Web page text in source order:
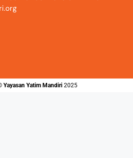
Yayasan Yatim Mandiri 2025